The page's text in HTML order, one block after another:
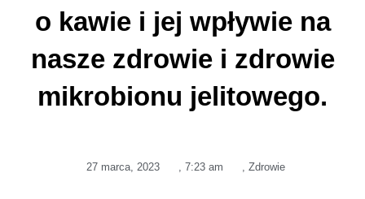
o kawie i jej wpływie na
nasze zdrowie i zdrowie
mikrobionu jelitowego.
27 marca, 2023 , 7:23 am , Zdrowie